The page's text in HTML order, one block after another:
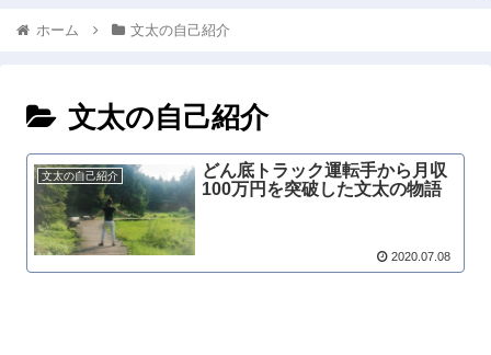
ホーム 文太の自己紹介
文太の自己紹介
文太の自己紹介
どん底トラック運転手から月収
100万円を突破した文太の物語
2020.07.08